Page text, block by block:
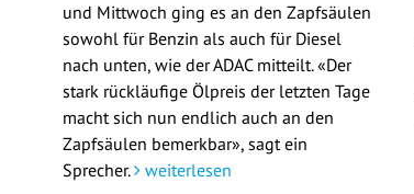
und Mittwoch ging es an den Zapfsäulen
sowohl für Benzin als auch für Diesel
nach unten, wie der ADAC mitteilt. «Der
stark rückläufige Ölpreis der letzten Tage
macht sich nun endlich auch an den
Zapfsäulen bemerkbar», sagt ein
Sprecher. weiterlesen